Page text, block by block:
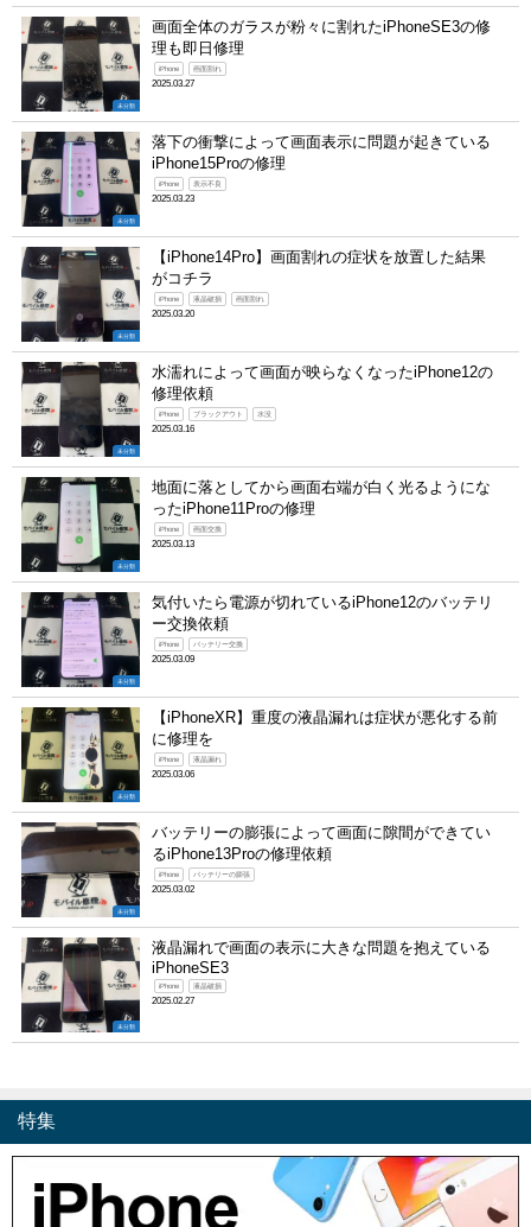
未分類
画面全体のガラスが粉々に割れたiPhoneSE3の修
理も即日修理
iPhone 画面割れ
2025.03.27
未分類
落下の衝撃によって画面表示に問題が起きている
iPhone15Proの修理
iPhone 表示不良
2025.03.23
未分類
【iPhone14Pro】画面割れの症状を放置した結果
がコチラ
iPhone 液晶破損 画面割れ
2025.03.20
未分類
水濡れによって画面が映らなくなったiPhone12の
修理依頼
iPhone ブラックアウト 水没
2025.03.16
未分類
地面に落としてから画面右端が白く光るようにな
ったiPhone11Proの修理
iPhone 画面交換
2025.03.13
未分類
気付いたら電源が切れているiPhone12のバッテリ
ー交換依頼
iPhone バッテリー交換
2025.03.09
未分類
【iPhoneXR】重度の液晶漏れは症状が悪化する前
に修理を
iPhone 液晶漏れ
2025.03.06
未分類
バッテリーの膨張によって画面に隙間ができてい
るiPhone13Proの修理依頼
iPhone バッテリーの膨張
2025.03.02
未分類
液晶漏れで画面の表示に大きな問題を抱えている
iPhoneSE3
iPhone 液晶破損
2025.02.27
特集